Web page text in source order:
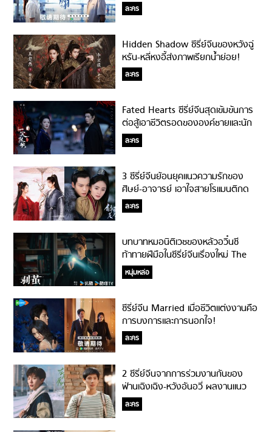
ละคร
Hidden Shadow ซีรี่ย์จีนของหวังฉู่
หรัน-หลี่หงอี้ส่งภาพเรียกน้ำย่อย!
ละคร
Fated Hearts ซีรี่ย์จีนสุดเข้มข้นการ
ต่อสู้เอาชีวิตรอดขององค์ชายและนัก
ธนูหญิง!
ละคร
3 ซีรี่ย์จีนย้อนยุคแนวความรักของ
ศิษย์-อาจารย์ เอาใจสายโรแมนติกด
ราม่า!
ละคร
บทบาทหมอนิติเวชของหลัวอวิ๋นซี
ท้าทายฝีมือในซีรี่ย์จีนเรื่องใหม่ The
Truth Within!
หนุ่มหล่อ
ซีรี่ย์จีน Married เมื่อชีวิตแต่งงานคือ
การบงการและการนอกใจ!
ละคร
2 ซีรี่ย์จีนจากการร่วมงานกันของ
ฟ่านเฉิงเฉิง-หวังอันอวี่ ผลงานแนว
ดราม่าชวนติดตาม!
ละคร